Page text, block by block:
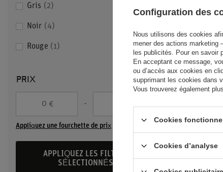
Gris 2
Noir 4
Rouge 1
PRIX
€ -
Appliquez une fourchette de prix
APPLIQUEZ LES FILTRES
SÉLECTIONNÉS
Configuration des
Nous utilisons des cookies
mener des actions marketing
les publicités. Pour en savoir
En acceptant ce message,
ou d’accès aux cookies en
supprimant les cookies dans
Vous trouverez également
Cookies
Cookies d’analyse